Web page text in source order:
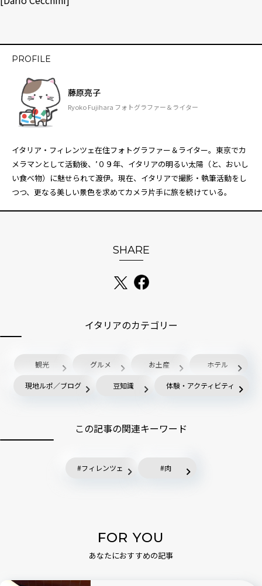
PROFILE
藤原亮子
Ryoko Fujihara フォトグラファー＆ライター
イタリア・フィレンツェ在住フォトグラファー＆ライター。東京でカ
メラマンとして活動後、’０９年、イタリアの明るい太陽（と、おいし
い食べ物）に魅せられて渡伊。現在、イタリアで撮影・執筆活動をし
つつ、更なる美しい景色を求めてカメラ片手に旅を続けている。
SHARE
イタリアのカテゴリー
観光 グルメ お土産 ホテル
現地ルポ／ブログ 豆知識 体験・アクティビティ
この記事の関連キーワード
フィレンツェ 肉
FOR YOU
あなたにおすすめの記事